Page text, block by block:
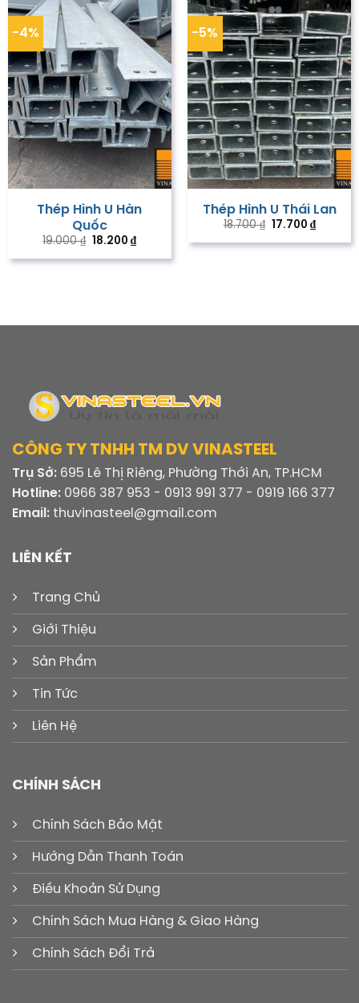
-4%
Thép Hình U Hàn
Quốc
19.000₫ Giá
là:
18.200₫Giá
tại
-5%
Thép Hình U Thái Lan
18.700₫
Giá
là:
17.700 ₫Giá
tại
CÔNG TY TNHH TM DV VINASTEEL
Trụ Sở: 695 Lê Thị Riêng, Phường Thới An, TP.HCM
Hotline: 0966 387 953 - 0913 991 377 - 0919 166 377
Email: thuvinasteel@gmail.com
LIÊN KẾT
Trang Chủ
Giới Thiệu
Sản Phẩm
Tin Tức
Liên Hệ
CHÍNH SÁCH
Chính Sách Bảo Mật
Hướng Dẫn Thanh Toán
Điều Khoản Sử Dụng
Chính Sách Mua Hàng & Giao Hàng
Chính Sách Đổi Trả